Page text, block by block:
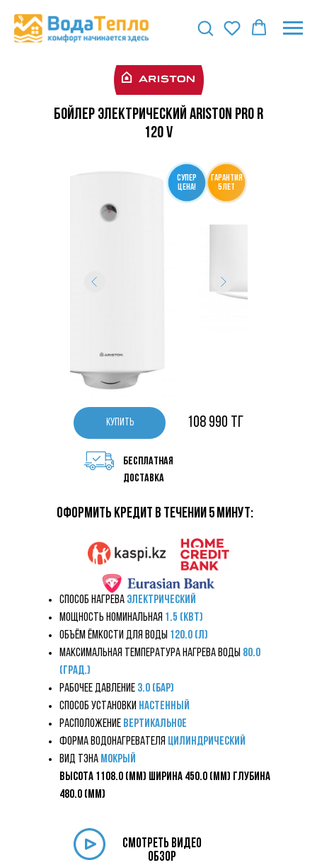
Бойлер электрический ARISTON PRO R
120 V
108 990 тг
КУПИТЬ
оформить кредит в течении 5 минут:
СУПЕР
ЦЕНА!
гарантия
5 лет
Способ нагрева Электрический
Мощность номинальная 1.5 (кВт)
Объём ёмкости для воды 120.0 (л)
Максимальная температура нагрева воды 80.0
(град.)
Рабочее давление 3.0 (бар)
Способ установки Настенный
Расположение Вертикальное
Форма водонагревателя цилиндрический
Вид ТЭНа Мокрый
Высота 1108.0 (мм) Ширина 450.0 (мм) Глубина
480.0 (мм)
бесплатная
доставка
смотреть видео
обзор